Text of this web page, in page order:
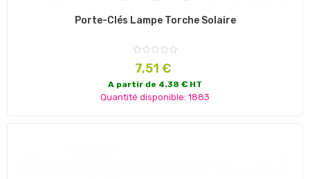
Porte-Clés Lampe Torche Solaire
Prix
7,51 €
A partir de 4.38 € HT
Quantité disponible: 1883